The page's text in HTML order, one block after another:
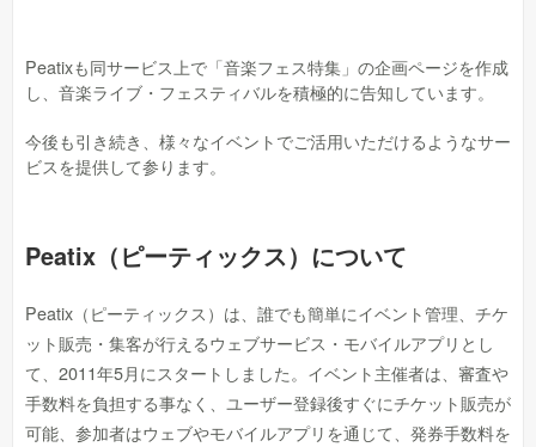
Peatixも同サービス上で「音楽フェス特集」の企画ページを作成
し、音楽ライブ・フェスティバルを積極的に告知しています。
今後も引き続き、様々なイベントでご活用いただけるようなサー
ビスを提供して参ります。
Peatix（ピーティックス）について
Peatix（ピーティックス）は、誰でも簡単にイベント管理、チケ
ット販売・集客が行えるウェブサービス・モバイルアプリとし
て、2011年5月にスタートしました。イベント主催者は、審査や
手数料を負担する事なく、ユーザー登録後すぐにチケット販売が
可能、参加者はウェブやモバイルアプリを通じて、発券手数料を